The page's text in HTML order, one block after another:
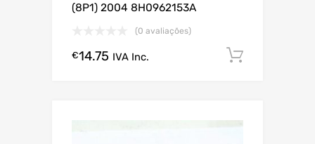
(8P1) 2004 8H0962153A
(0 avaliações)
€14.75 IVA Inc.